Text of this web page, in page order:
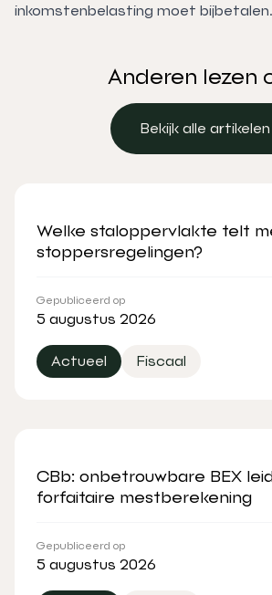
inkomstenbelasting moet bijbetalen.
Anderen lezen
Bekijk alle artikelen
Welke staloppervlakte telt
stoppersregelingen?
Gepubliceerd op
5 augustus 2026
Actueel Fiscaal
CBb: onbetrouwbare BEX
forfaitaire mestberekening
Gepubliceerd op
5 augustus 2026